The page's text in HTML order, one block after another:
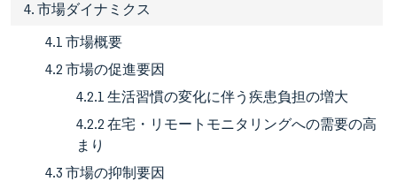
4. 市場ダイナミクス
4.1 市場概要
4.2 市場の促進要因
4.2.1 生活習慣の変化に伴う疾患負担の増大
4.2.2 在宅・リモートモニタリングへの需要の高
まり
4.3 市場の抑制要因